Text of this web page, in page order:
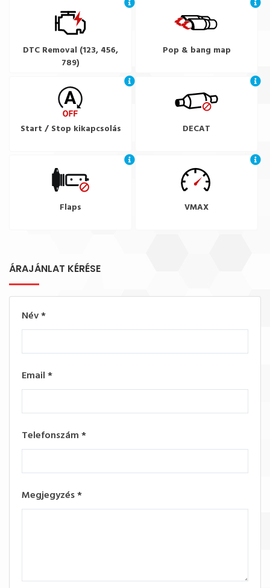
DTC Removal (123, 456,
789)
Pop & bang map
Start / Stop kikapcsolás DECAT
Flaps VMAX
ÁRAJÁNLAT KÉRÉSE
Név*
Email*
Telefonszám*
Megjegyzés*